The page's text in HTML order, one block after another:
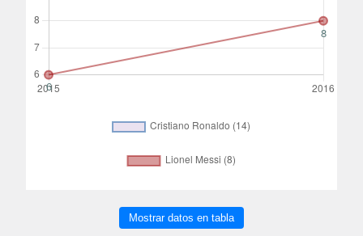
Mostrar datos en tabla